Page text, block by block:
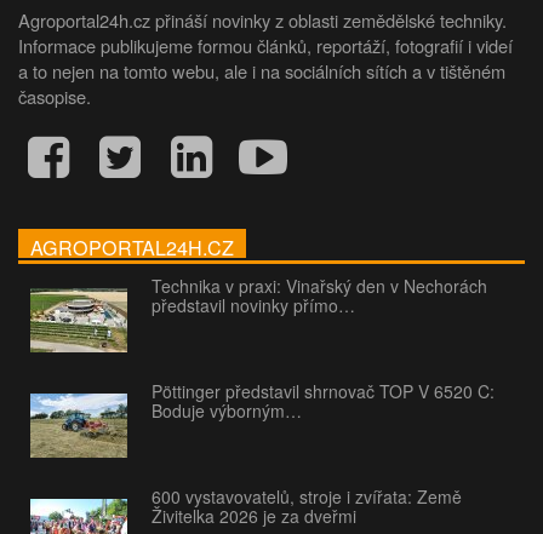
Agroportal24h.cz přináší novinky z oblasti zemědělské techniky.
Informace publikujeme formou článků, reportáží, fotografií i videí
a to nejen na tomto webu, ale i na sociálních sítích a v tištěném
časopise.
AGROPORTAL24H.CZ
Technika v praxi: Vinařský den v Nechorách
představil novinky přímo…
Pöttinger představil shrnovač TOP V 6520 C:
Boduje výborným…
600 vystavovatelů, stroje i zvířata: Země
Živitelka 2026 je za dveřmi